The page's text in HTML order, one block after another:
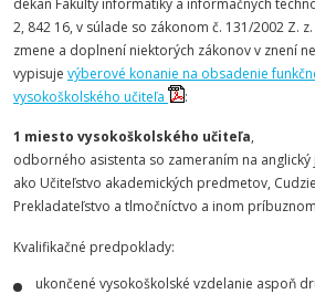
dekan Fakulty informatiky a informačných
2, 842 16, v súlade so zákonom č. 131/2002 Z.
zmene a doplnení niektorých zákonov v znení
vypisuje výberové konanie na obsadenie
vysokoškolského učiteľa
:
1 miesto vysokoškolského učiteľa,
odborného asistenta so zameraním na
ako Učiteľstvo akademických predmetov,
Prekladateľstvo a tlmočníctvo a inom
Kvalifikačné predpoklady:
ukončené vysokoškolské vzdelanie aspoň